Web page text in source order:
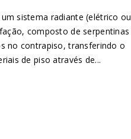
sistema radiante (elétrico ou
composto de serpentinas
no contrapiso, transferindo o
de piso através de...